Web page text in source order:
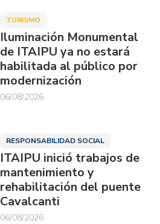
TURISMO
Iluminación Monumental
de ITAIPU ya no estará
habilitada al público por
modernización
06/08/2026
RESPONSABILIDAD SOCIAL
ITAIPU inició trabajos de
mantenimiento y
rehabilitación del puente
Cavalcanti
06/08/2026